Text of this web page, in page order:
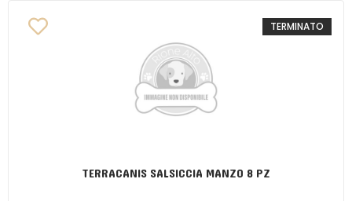
TERMINATO
TERRACANIS SALSICCIA MANZO 8 PZ